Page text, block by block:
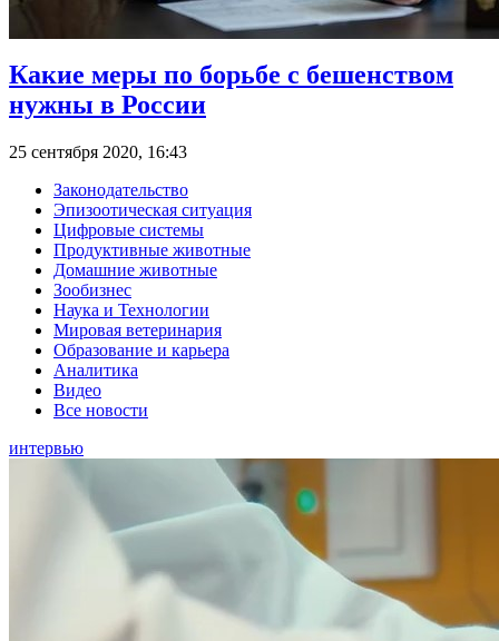
Какие меры по борьбе с бешенством
нужны в России
25 сентября 2020, 16:43
Законодательство
Эпизоотическая ситуация
Цифровые системы
Продуктивные животные
Домашние животные
Зообизнес
Наука и Технологии
Мировая ветеринария
Образование и карьера
Аналитика
Видео
Все новости
интервью